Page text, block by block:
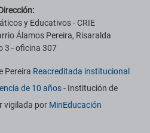
y Educativos - CRIE
Álamos Pereira, Risaralda
3 - oficina 307
Pereira Reacreditada institucional
de 10 años- Institución de
vigilada por MinEducación